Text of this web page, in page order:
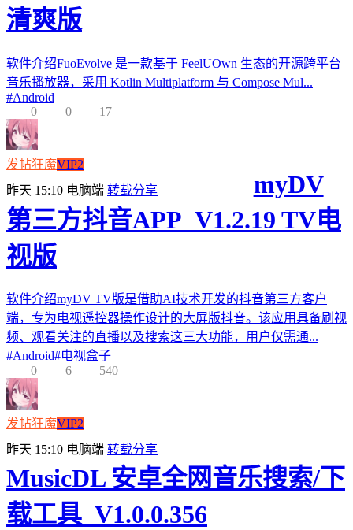
清爽版
软件介绍FuoEvolve 是一款基于 FeelUOwn 生态的开源跨平台
音乐播放器，采用 Kotlin Multiplatform 与 Compose Mul...
#Android
0
0 17
发帖狂魔VIP2
昨天 15:10 电脑端 转载分享
myDV
第三方抖音APP_V1.2.19 TV电
视版
软件介绍myDV TV版是借助AI技术开发的抖音第三方客户
端，专为电视遥控器操作设计的大屏版抖音。该应用具备刷视
频、观看关注的直播以及搜索这三大功能，用户仅需通...
#Android#电视盒子
0
6 540
发帖狂魔VIP2
昨天 15:10 电脑端 转载分享
MusicDL 安卓全网音乐搜索/下
载工具_V1.0.0.356